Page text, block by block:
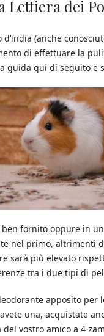
Lettiera dei
(anche
di effettuare la
guida qui di seguito e
fornito oppure in
nel primo, altrimenti
sarà più elevato
tra i due tipi di
apposito
una, acquistate
vostro amico a 4